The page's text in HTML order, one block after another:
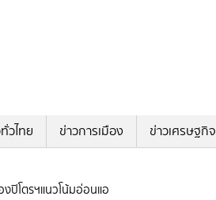
วไทย ข่าวการเมือง ข่าวเศรษฐกิจ
ปิโตรฯแนวโน้มอ่อนแอ